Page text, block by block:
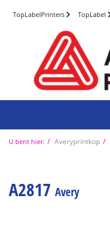
TopLabelPrinters TopLabel
U bent hier: Averyprintkop
A2817 Avery